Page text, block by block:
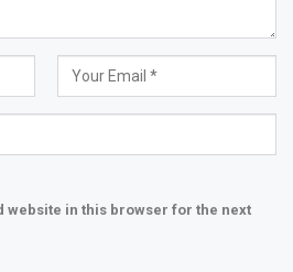
website in this browser for the next